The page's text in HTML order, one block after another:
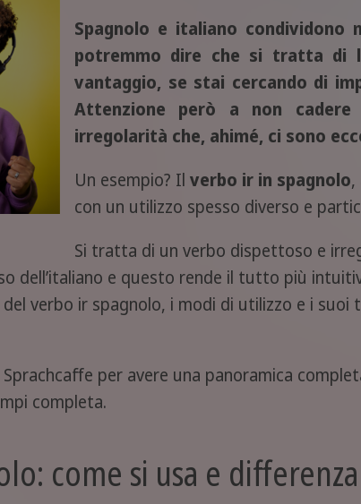
Spagnolo e italiano
potremmo dire che si tratta di
vantaggio, se stai cercando di
Attenzione però a non
irregolarità che, ahimé, ci sono
Un esempio? Il verbo ir in spagnolo,
con un utilizzo spesso diverso e
Si tratta di un verbo dispettoso e
dell’italiano e questo rende il tutto più
verbo ir spagnolo, i modi di utilizzo e i
per avere una panoramica
completa.
come si usa e